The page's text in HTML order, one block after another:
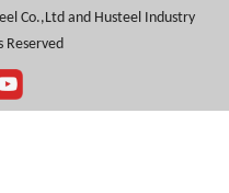
Co.,Ltd and Husteel Industry
Reserved